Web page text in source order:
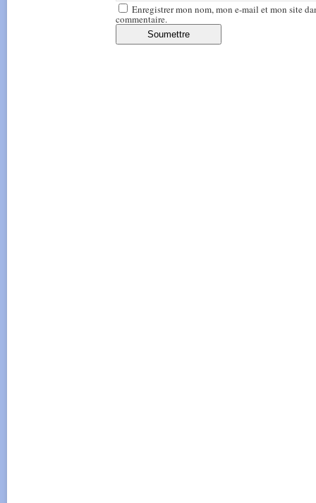
Enregistrer mon nom, mon e-mail et mon site
commentaire.